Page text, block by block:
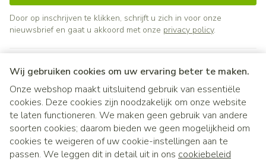
Wij gebruiken cookies om uw ervaring beter te maken.
Onze webshop maakt uitsluitend gebruik van essentiële
cookies. Deze cookies zijn noodzakelijk om onze website
te laten functioneren. We maken geen gebruik van andere
soorten cookies; daarom bieden we geen mogelijkheid om
cookies te weigeren of uw cookie-instellingen aan te
passen. We leggen dit in detail uit in ons cookiebeleid
Door op inschrijven te klikken, schrijft u zich in voor onze
nieuwsbrief en gaat u akkoord met onze privacy policy.
Juridische links